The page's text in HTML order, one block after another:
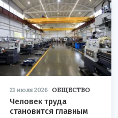
21 июля 2026 ОБЩЕСТВО
Человек труда
становится главным